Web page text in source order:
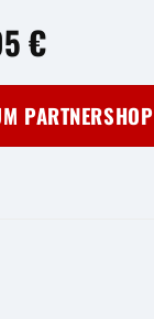
€
€Aktueller
ist:
39,95 €.
PARTNERSHOP